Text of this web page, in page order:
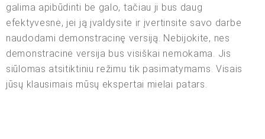
galima apibūdinti be galo, tačiau ji bus daug
efektyvesnė, jei ją įvaldysite ir įvertinsite savo darbe
naudodami demonstracinę versiją. Nebijokite, nes
demonstracinė versija bus visiškai nemokama. Jis
siūlomas atsitiktiniu režimu tik pasimatymams. Visais
jūsų klausimais mūsų ekspertai mielai patars.